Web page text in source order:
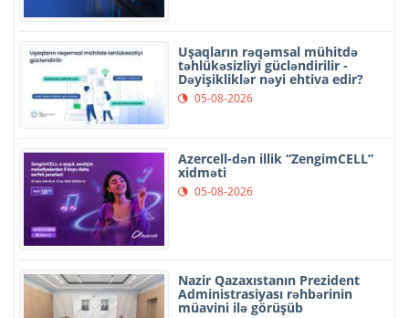
Uşaqların rəqəmsal mühitdə
təhlükəsizliyi gücləndirilir -
Dəyişikliklər nəyi ehtiva edir?
05-08-2026
Azercell-dən illik “ZengimCELL”
xidməti
05-08-2026
Nazir Qazaxıstanın Prezident
Administrasiyası rəhbərinin
müavini ilə görüşüb